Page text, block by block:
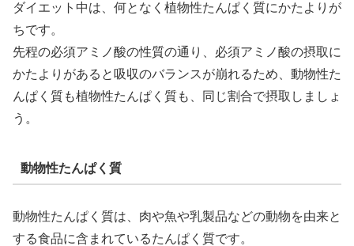
ダイエット中は、何となく植物性たんぱく質にかたよりが
ちです。
先程の必須アミノ酸の性質の通り、必須アミノ酸の摂取に
かたよりがあると吸収のバランスが崩れるため、動物性た
んぱく質も植物性たんぱく質も、同じ割合で摂取しましょ
う。
動物性たんぱく質
動物性たんぱく質は、肉や魚や乳製品などの動物を由来と
する食品に含まれているたんぱく質です。